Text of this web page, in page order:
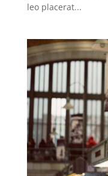
leo placerat...